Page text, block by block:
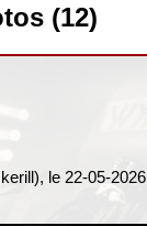
(12)
le 22-05-2026